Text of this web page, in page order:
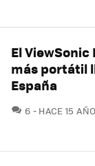
El ViewSonic
más portátil
España
6 HACE 15